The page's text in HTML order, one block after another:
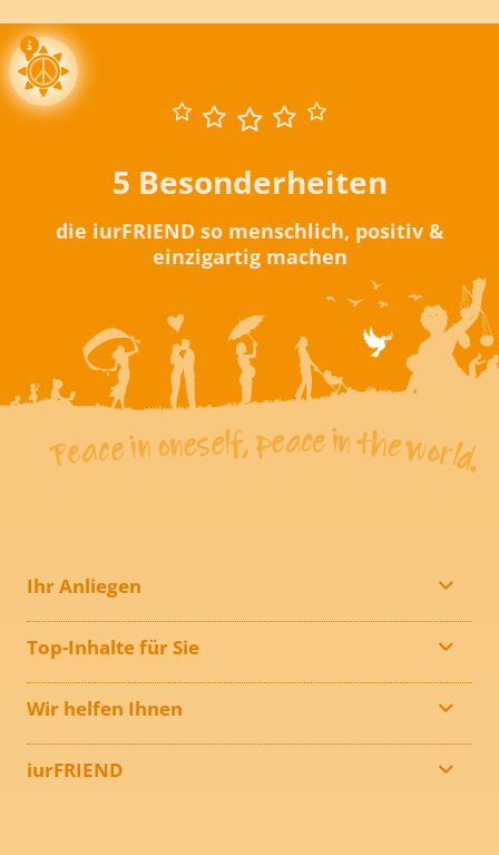
5 Besonderheiten
die iurFRIEND so menschlich, positiv &
einzigartig machen
Ihr Anliegen
Top-Inhalte für Sie
Wir helfen Ihnen
iurFRIEND